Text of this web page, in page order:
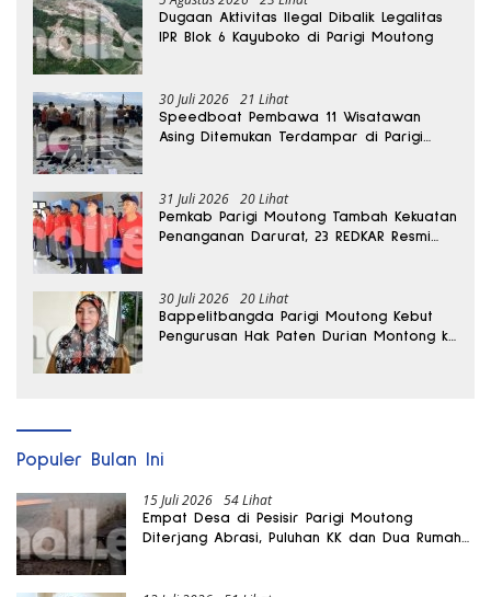
Dugaan Aktivitas Ilegal Dibalik Legalitas
IPR Blok 6 Kayuboko di Parigi Moutong
30 Juli 2026 21 Lihat
Speedboat Pembawa 11 Wisatawan
Asing Ditemukan Terdampar di Parigi
31 Juli 2026 20 Lihat
Pemkab Parigi Moutong Tambah Kekuatan
Penanganan Darurat, 23 REDKAR Resmi
30 Juli 2026 20 Lihat
Bappelitbangda Parigi Moutong Kebut
Pengurusan Hak Paten Durian Montong ke
Populer Bulan Ini
15 Juli 2026 54 Lihat
Empat Desa di Pesisir Parigi Moutong
Diterjang Abrasi, Puluhan KK dan Dua Rumah